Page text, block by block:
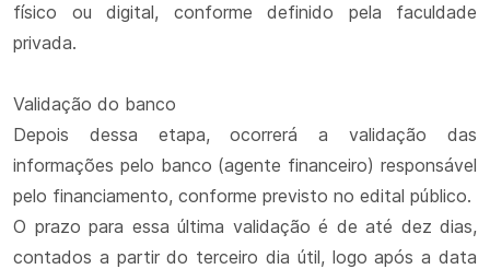
físico ou digital, conforme definido pela faculdade
privada.
Validação do banco
Depois dessa etapa, ocorrerá a validação das
informações pelo banco (agente financeiro) responsável
pelo financiamento, conforme previsto no edital público.
O prazo para essa última validação é de até dez dias,
contados a partir do terceiro dia útil, logo após a data